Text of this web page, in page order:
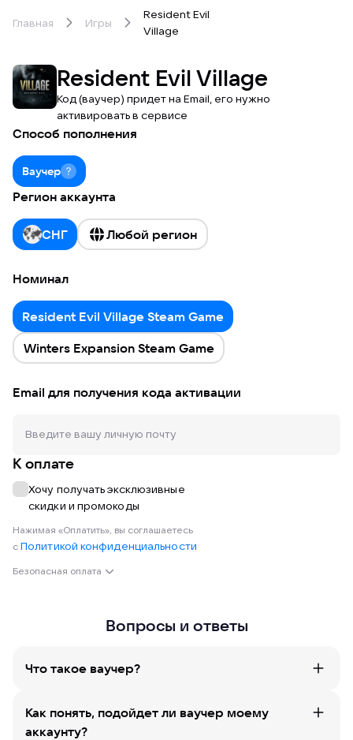
Главная Игры
Resident Evil
Village
Resident Evil Village
Код (ваучер) придет на Email, его нужно
активировать в сервисе
Способ пополнения
Ваучер
Регион аккаунта
СНГ Любой регион
Номинал
Resident Evil Village Steam Game
Winters Expansion Steam Game
Email для получения кода активации
К оплате
Хочу получать эксклюзивные
скидки и промокоды
Нажимая «Оплатить», вы соглашаетесь
с Политикой конфиденциальности
Безопасная оплата
Вопросы и ответы
Что такое ваучер?
Как понять, подойдет ли ваучер моему
аккаунту?